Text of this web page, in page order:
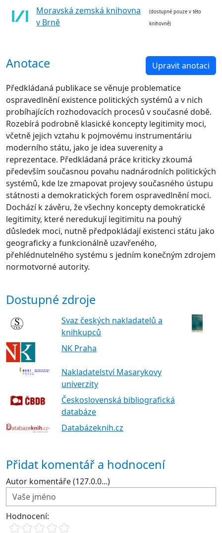
Moravská zemská knihovna
v Brně
(dostupné pouze v této
knihovně)
Anotace Upravit anotaci
Předkládaná publikace se věnuje problematice
ospravedlnění existence politických systémů a v nich
probíhajících rozhodovacích procesů v současné době.
Rozebírá podrobně klasické koncepty legitimity moci,
včetně jejich vztahu k pojmovému instrumentáriu
moderního státu, jako je idea suverenity a
reprezentace. Předkládaná práce kriticky zkoumá
především současnou povahu nadnárodních politických
systémů, kde lze zmapovat projevy současného ústupu
státnosti a demokratických forem ospravedlnění moci.
Dochází k závěru, že všechny koncepty demokratické
legitimity, které neredukují legitimitu na pouhý
důsledek moci, nutně předpokládají existenci státu jako
geograficky a funkcionálně uzavřeného,
přehlédnutelného systému s jedním konečným zdrojem
normotvorné autority.
Dostupné zdroje
Svaz českých nakladatelů a
knihkupců
NK Praha
Nakladatelství Masarykovy
univerzity
Československá bibliografická
databáze
Databázeknih.cz
Přidat komentář a hodnocení
Autor komentáře (127.0.0...)
Hodnocení: